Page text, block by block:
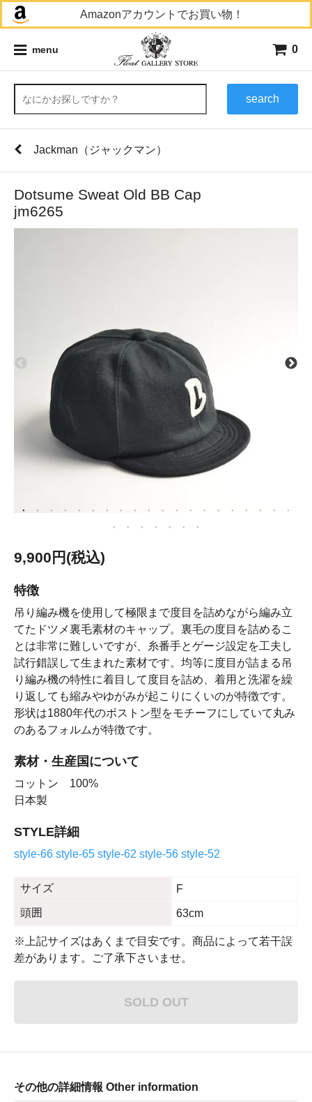
Amazonアカウントでお買い物！
menu 0
search
Jackman（ジャックマン）
Dotsume Sweat Old BB Cap
jm6265
9,900円(税込)
特徴
吊り編み機を使用して極限まで度目を詰めながら編み立
てたドツメ裏毛素材のキャップ。裏毛の度目を詰めるこ
とは非常に難しいですが、糸番手とゲージ設定を工夫し
試行錯誤して生まれた素材です。均等に度目が詰まる吊
り編み機の特性に着目して度目を詰め、着用と洗濯を繰
り返しても縮みやゆがみが起こりにくいのが特徴です。
形状は1880年代のボストン型をモチーフにしていて丸み
のあるフォルムが特徴です。
素材・生産国について
コットン 100%
日本製
STYLE詳細
style-66 style-65 style-62 style-56 style-52
サイズ
F
頭囲
63cm
※上記サイズはあくまで目安です。商品によって若干誤
差があります。ご了承下さいませ。
SOLD OUT
その他の詳細情報 Other information